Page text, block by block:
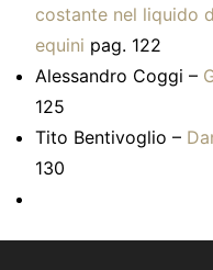
costante nel liquido
equini pag. 122
Alessandro Coggi –
125
Tito Bentivoglio –
130